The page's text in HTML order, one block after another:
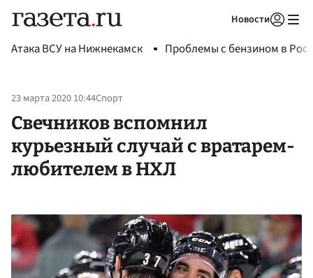
Новости
Атака ВСУ на Нижнекамск Проблемы с бензином в
23 марта 2020 10:44Спорт
Свечников вспомнил
курьезный случай с вратарем-
любителем в НХЛ